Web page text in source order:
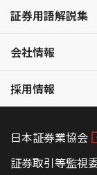
証券用語解説集
会社情報
採用情報
日本証券業協会
証券取引等監視